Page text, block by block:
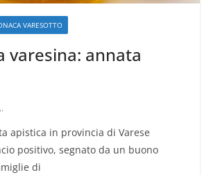
VARESOTTO
varesina: annata
.
apistica in provincia di Varese
positivo, segnato da un buono
di